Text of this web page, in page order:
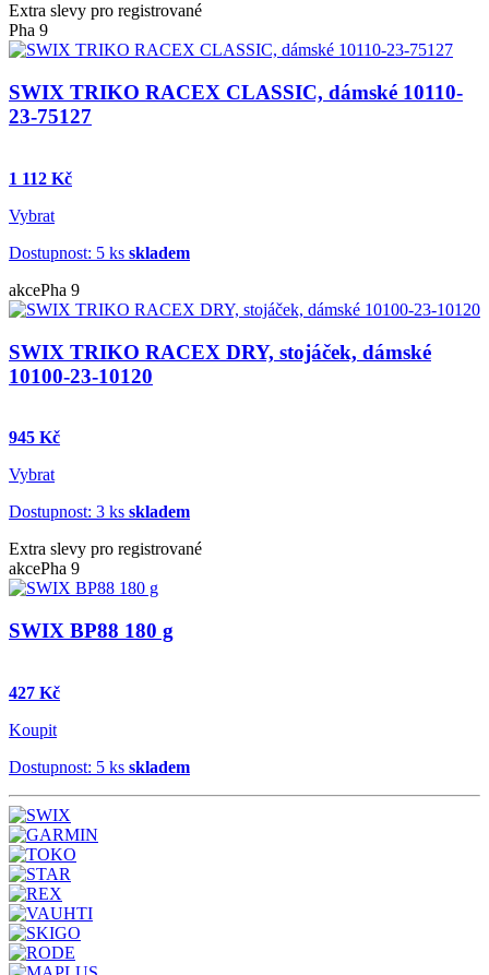
Extra slevy pro registrované
Pha 9
SWIX TRIKO RACEX CLASSIC, dámské 10110-
23-75127
1 112 Kč
Vybrat
Dostupnost: 5 ks skladem
akcePha 9
SWIX TRIKO RACEX DRY, stojáček, dámské
10100-23-10120
945 Kč
Vybrat
Dostupnost: 3 ks skladem
Extra slevy pro registrované
akcePha 9
SWIX BP88 180 g
427 Kč
Koupit
Dostupnost: 5 ks skladem